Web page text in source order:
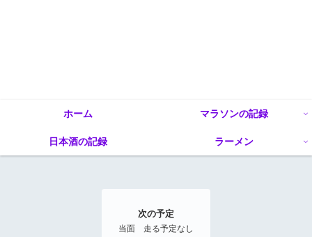
ホーム マラソンの記録
日本酒の記録 ラーメン
次の予定
当面 走る予定なし